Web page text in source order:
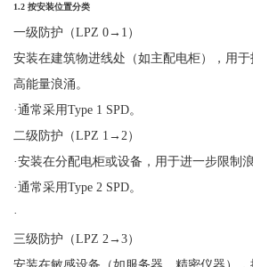
1.2 按安装位置分类
一级防护（LPZ 0→ 1 ）
安装在建筑物进线处（如主配电柜），用
高能量浪涌。
·通常采用Type 1 SPD。
二级防护（LPZ 1 → 2）
·安装在分配电柜或设备，用于进一步限制浪
·通常采用Type 2 SPD。
·
三级防护（LPZ 2→3）
安装在敏感设备（如服务器、精密仪器），